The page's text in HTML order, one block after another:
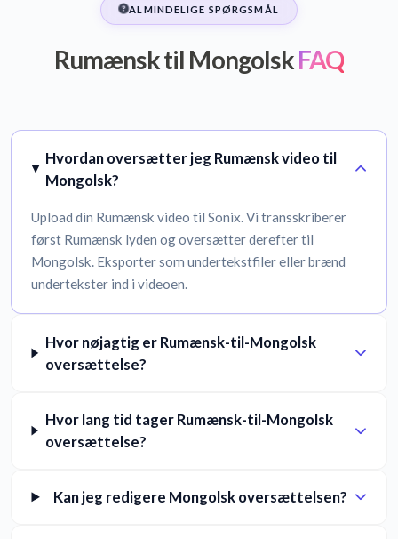
ALMINDELIGE SPØRGSMÅL
Rumænsk til MongolskFAQ
Hvordan oversætter jeg Rumænsk video til
Mongolsk?
Upload din Rumænsk video til Sonix. Vi transskriberer
først Rumænsk lyden og oversætter derefter til
Mongolsk. Eksporter som undertekstfiler eller brænd
undertekster ind i videoen.
Hvor nøjagtig er Rumænsk-til-Mongolsk
oversættelse?
Hvor lang tid tager Rumænsk-til-Mongolsk
oversættelse?
Kan jeg redigere Mongolsk oversættelsen?